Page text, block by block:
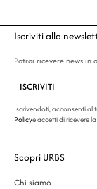
Iscriviti alla
Potrai ricevere news in
ISCRIVITI
Iscrivendoti, acconsenti
Policye accetti di ricevere
Scopri URBS
Chi siamo